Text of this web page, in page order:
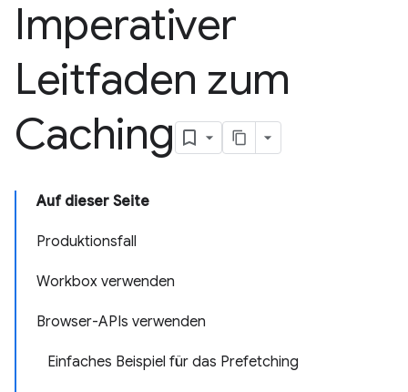
Imperativer
Leitfaden zum
Caching
Auf dieser Seite
Produktionsfall
Workbox verwenden
Browser-APIs verwenden
Einfaches Beispiel für das Prefetching